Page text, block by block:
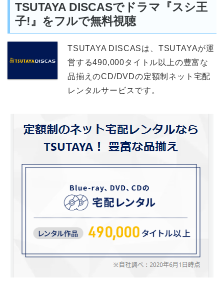
TSUTAYA DISCASでドラマ『スシ王
子!』をフルで無料視聴
TSUTAYA DISCASは、TSUTAYAが運
営する490,000タイトル以上の豊富な
品揃えのCD/DVDの定額制ネット宅配
レンタルサービスです。